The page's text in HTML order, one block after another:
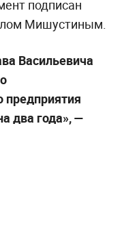
подписан
Мишустиным.
Васильевича
предприятия
два года», —